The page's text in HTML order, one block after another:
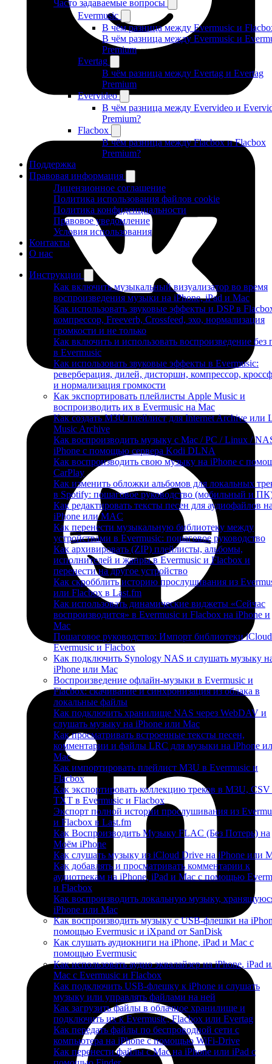
Часто задаваемые вопросы
Evermusic
В чём разница между Evermusic и
В чём разница между Evermusic и
Premium
Evertag
В чём разница между Evertag и Evertag
Premium
Evervideo
В чём разница между Evervideo и
Premium?
Flacbox
В чём разница между Flacbox и Flacbox
Premium?
Поддержка
Правовая информация
Лицензионное соглашение
Политика использования файлов cookie
Политика конфиденциальности
Правовое уведомление
Условия использования
Контакты
О нас
Инструкции
Как включить музыкальный визуализатор во время
воспроизведения музыки на iPhone, iPad и Mac
Как использовать звуковые эффекты и DSP в
компрессор, Freeverb, Crossfeed, эхо, нормализация
громкости и не только
Как включить и использовать воспроизведение без
в Evermusic
Как использовать звуковые эффекты в Evermusic:
реверберация, дилей, дисторшн, компрессор,
и нормализация громкости
Как экспортировать плейлисты Apple Music и
воспроизводить их в Evermusic на Mac
Как создать M3U плейлист для Internet Archive или
Music Archive
Как воспроизводить музыку с Mac / PC / Linux /
iPhone с помощью сервера Kodi DLNA
Как воспроизводить свою музыку на iPhone с
CarPlay
Как изменить обложки альбомов для локальных
в Spotify: пошаговое руководство (мобильный и
Как редактировать тексты песен для аудиофайлов
iPhone или MAC
Как перенести музыкальную библиотеку между
устройствами в Evermusic: пошаговое руководство
Как архивировать (ZIP) плейлисты, альбомы,
исполнителей и жанры в Evermusic и Flacbox и
перенести на другое устройство
Как скробблить историю прослушивания из
или Flacbox в Last.fm
Как использовать динамические виджеты «Сейчас
воспроизводится» в Evermusic и Flacbox на iPhone и
Mac
Пошаговое руководство: Импорт библиотеки
Evermusic и Flacbox
Как подключить Synology NAS и слушать музыку
iPhone или Mac
Воспроизведение офлайн-музыки в Evermusic и
Flacbox: скачивание и синхронизация из облака в
локальные файлы
Как подключить хранилище NAS через WebDAV и
слушать музыку на iPhone или Mac
Как просматривать встроенные тексты песен,
комментарии и файлы LRC для музыки на iPhone
Mac
Как импортировать плейлист M3U в Evermusic и
Flacbox
Как экспортировать коллекцию треков в M3U,
TXT в Evermusic и Flacbox
Экспорт полной истории прослушивания из
и Flacbox в Last.fm
Как Воспроизводить Музыку FLAC (Без Потерь) на
Моём iPhone
Как слушать музыку из iCloud Drive на iPhone или
Как добавлять и просматривать комментарии к
аудиотрекам на iPhone, iPad и Mac с помощью
и Flacbox
Как воспроизводить локальную музыку,
iPhone или Mac
Как воспроизводить музыку с USB-флешки на
помощью Evermusic и iXpand от SanDisk
Как слушать аудиокниги на iPhone, iPad и Mac с
помощью Evermusic
Как использовать аудио эквалайзер на iPhone, iPad
Mac с Evermusic и Flacbox
Как подключить USB-флешку к iPhone и слушать
музыку или управлять файлами на ней
Как загрузить файлы в облачное хранилище и
подключить их к Evermusic, Flacbox или Evertag
Как передать файлы по беспроводной сети с
компьютера на iPhone с помощью WiFi-Drive
Как перенести файлы с Mac на iPhone или iPad с